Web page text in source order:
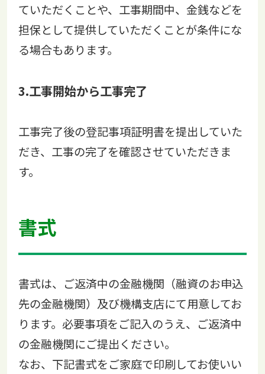
ていただくことや、工事期間中、金銭などを
担保として提供していただくことが条件にな
る場合もあります。
3.工事開始から工事完了
工事完了後の登記事項証明書を提出していた
だき、工事の完了を確認させていただきま
す。
書式
書式は、ご返済中の金融機関（融資のお申込
先の金融機関）及び機構支店にて用意してお
ります。必要事項をご記入のうえ、ご返済中
の金融機関にご提出ください。
なお、下記書式をご家庭で印刷してお使いい